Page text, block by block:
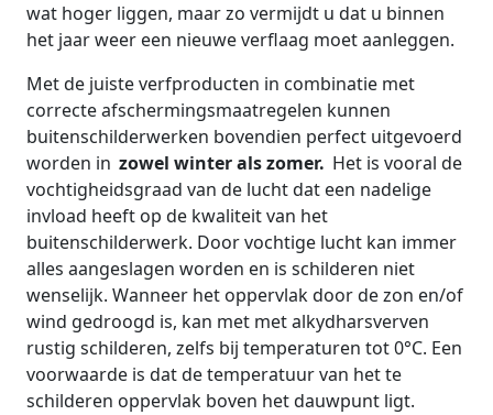
wat hoger liggen, maar zo vermijdt u dat u binnen
het jaar weer een nieuwe verflaag moet aanleggen.
Met de juiste verfproducten in combinatie met
correcte afschermingsmaatregelen kunnen
buitenschilderwerken bovendien perfect uitgevoerd
worden in zowel winter als zomer. Het is vooral de
vochtigheidsgraad van de lucht dat een nadelige
invload heeft op de kwaliteit van het
buitenschilderwerk. Door vochtige lucht kan immer
alles aangeslagen worden en is schilderen niet
wenselijk. Wanneer het oppervlak door de zon en/of
wind gedroogd is, kan met met alkydharsverven
rustig schilderen, zelfs bij temperaturen tot 0°C. Een
voorwaarde is dat de temperatuur van het te
schilderen oppervlak boven het dauwpunt ligt.